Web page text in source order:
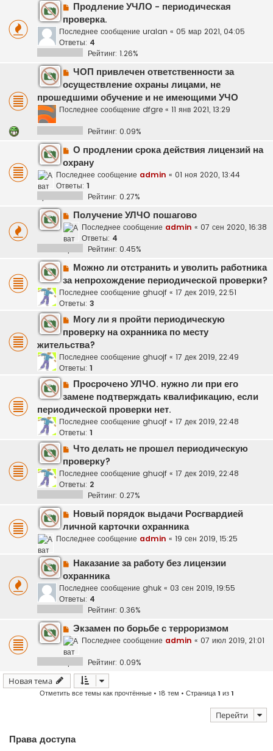
Продление УЧЛО - периодическая
проверка.
Последнее сообщение uralan « 05 мар 2021, 04:05
Ответы: 4
Рейтинг: 1.26%
ЧОП привлечен ответственности за
осуществление охраны лицами, не
прошедшими обучение и не имеющими УЧО
Последнее сообщение dfgre « 11 янв 2021, 13:29
Рейтинг: 0.09%
О продлении срока действия лицензий на
охрану
Последнее сообщение admin « 01 ноя 2020, 13:44
Ответы: 1
Рейтинг: 0.27%
Получение УЛЧО пошагово
Последнее сообщение admin « 07 сен 2020, 16:38
Ответы: 4
Рейтинг: 0.45%
Можно ли отстранить и уволить работника
за непрохождение периодической проверки?
Последнее сообщение ghuojf « 17 дек 2019, 22:51
Ответы: 3
Могу ли я пройти периодическую
проверку на охранника по месту
жительства?
Последнее сообщение ghuojf « 17 дек 2019, 22:49
Ответы: 1
Просрочено УЛЧО. нужно ли при его
замене подтверждать квалификацию, если
периодической проверки нет.
Последнее сообщение ghuojf « 17 дек 2019, 22:48
Ответы: 1
Что делать не прошел периодическую
проверку?
Последнее сообщение ghuojf « 17 дек 2019, 22:48
Ответы: 2
Рейтинг: 0.27%
Новый порядок выдачи Росгвардией
личной карточки охранника
Последнее сообщение admin « 19 сен 2019, 15:25
Наказание за работу без лицензии
охранника
Последнее сообщение ghuk « 03 сен 2019, 19:55
Ответы: 4
Рейтинг: 0.36%
Экзамен по борьбе с терроризмом
Последнее сообщение admin « 07 июл 2019, 21:01
Рейтинг: 0.09%
Новая тема
Отметить все темы как прочтённые• 18 тем • Страница1 из1
Перейти
Права доступа